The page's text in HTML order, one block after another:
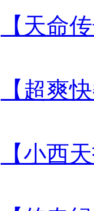
【天命
【超爽
【小西